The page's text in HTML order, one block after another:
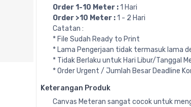
Order 1-10 Meter :1 Hari
Order >10 Meter :1 - 2 Hari
Catatan :
* File Sudah Ready to Print
* Lama Pengerjaan tidak termasuk lama
* Tidak Berlaku untuk Hari Libur/Tanggal
* Order Urgent / Jumlah Besar Deadline
Keterangan Produk
Canvas Meteran sangat cocok untuk